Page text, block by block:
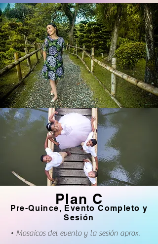
Plan C
Pre-Quince, Evento Completo y
Sesión
• Mosaicos del evento y la sesión aprox.